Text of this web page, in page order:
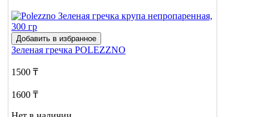
Добавить в избранное
Зеленая гречка POLEZZNO
1500 ₸
1600 ₸